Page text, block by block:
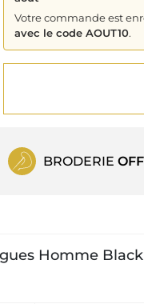
Votre commande est
avec le code AOUT10.
BRODERIE
Homme